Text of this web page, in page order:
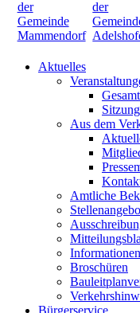
Aktuelles
Aus dem
Amtliche
Broschüren
Bürgerservice